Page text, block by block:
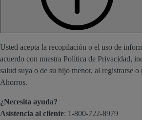
Usted acepta la recopilación o el uso de
acuerdo con nuestra Política de Privacidad,
salud suya o de su hijo menor, al registrarse
Ahorros.
¿Necesita ayuda?
Asistencia al cliente: 1-800-722-8979